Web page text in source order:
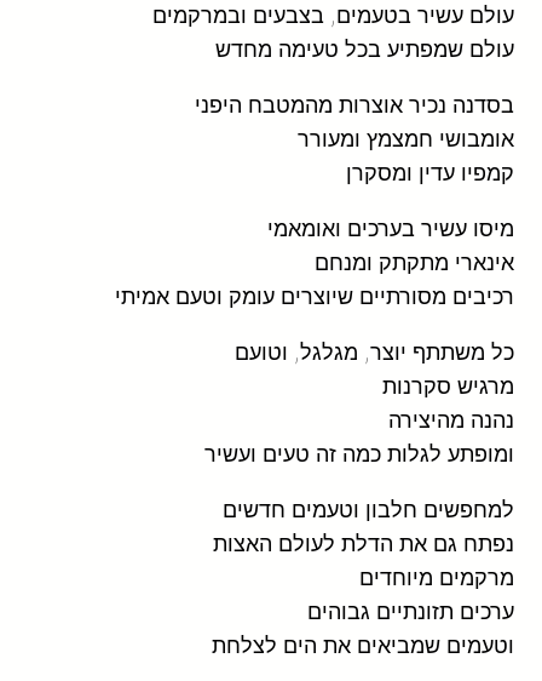
עולם עשיר בטעמים, בצבעים ובמרקמים
עולם שמפתיע בכל טעימה מחדש
בסדנה נכיר אוצרות מהמטבח היפני
אומבושי חמצמץ ומעורר
קמפיו עדין ומסקרן
מיסו עשיר בערכים ואומאמי
אינארי מתקתק ומנחם
רכיבים מסורתיים שיוצרים עומק וטעם אמיתי
כל משתתף יוצר, מגלגל, וטועם
מרגיש סקרנות
נהנה מהיצירה
ומופתע לגלות כמה זה טעים ועשיר
למחפשים חלבון וטעמים חדשים
נפתח גם את הדלת לעולם האצות
מרקמים מיוחדים
ערכים תזונתיים גבוהים
וטעמים שמביאים את הים לצלחת